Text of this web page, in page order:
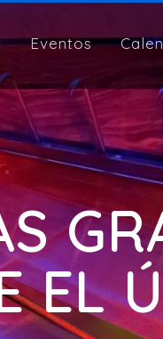
Eventos
EL